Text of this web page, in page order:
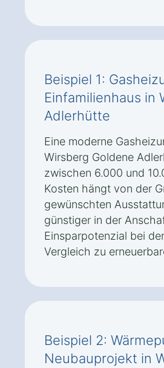
Beispiel 1:
Einfamilienhaus in
Adlerhütte
Eine moderne
Wirsberg Goldene
zwischen 6.000 und
Kosten hängt von der
gewünschten
günstiger in der
Einsparpotenzial bei
Vergleich zu
Beispiel 2:
Neubauprojekt in